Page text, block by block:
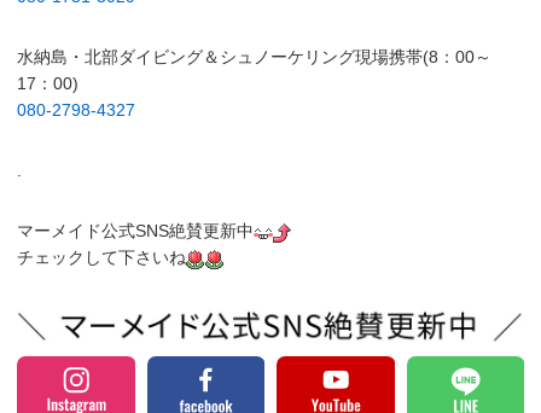
水納島・北部ダイビング＆シュノーケリング現場携帯(8：00～
17：00)
080-2798-4327
.
マーメイド公式SNS絶賛更新中
チェックして下さいね